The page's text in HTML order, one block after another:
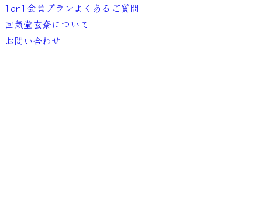
1on1 会員プラン よくあるご質問
回氣堂玄斎について
お問い合わせ